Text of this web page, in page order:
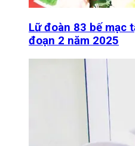
Lữ đoàn 83 bế mạc
đoạn 2 năm 2025